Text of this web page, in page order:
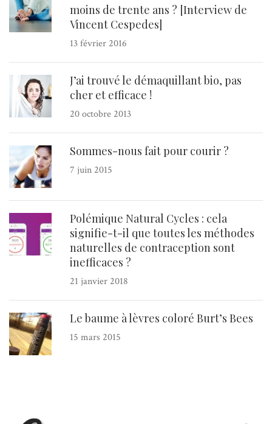
moins de trente ans ? [Interview de
Vincent Cespedes]
13 février 2016
J’ai trouvé le démaquillant bio, pas
cher et efficace !
20 octobre 2013
Sommes-nous fait pour courir ?
7 juin 2015
Polémique Natural Cycles : cela
signifie-t-il que toutes les méthodes
naturelles de contraception sont
inefficaces ?
21 janvier 2018
Le baume à lèvres coloré Burt’s Bees
15 mars 2015